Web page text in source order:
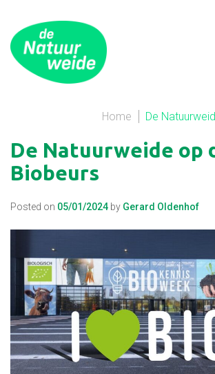
Home De
De Natuurweide op
Biobeurs
Posted on 05/01/2024 by Gerard Oldenhof